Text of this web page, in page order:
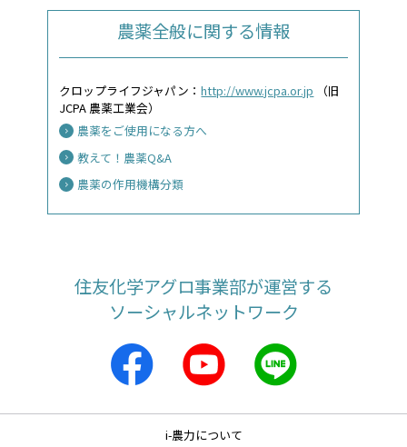
農薬全般に関する情報
クロップライフジャパン：http://www.jcpa.or.jp （旧
JCPA 農薬工業会）
農薬をご使用になる方へ
教えて！農薬Q&A
農薬の作用機構分類
住友化学アグロ事業部が運営する
ソーシャルネットワーク
i-農力について